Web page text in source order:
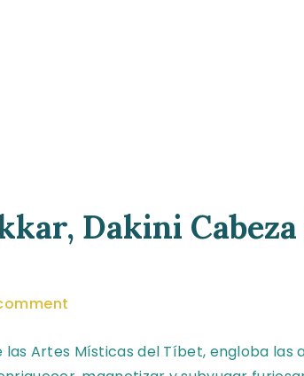
Dakini Cabeza
Artes Místicas del Tíbet, engloba las